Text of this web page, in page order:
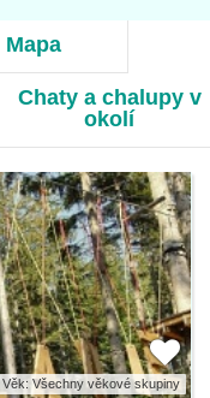
Mapa
Chaty a chalupy v
okolí
Věk: Všechny věkové skupiny